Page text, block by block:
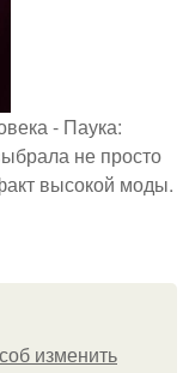
- Паука:
не просто
высокой моды.
изменить